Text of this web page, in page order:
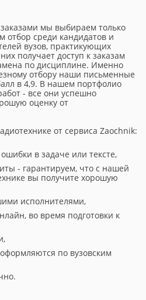
мы выбираем только
отбор среди кандидатов и
вузов, практикующих
получает доступ к заказам
по дисциплине. Именно
отбору наши письменные
в 4,9. В нашем портфолио
- все они успешно
оценку от
от сервиса Zaochnik:
в задаче или тексте,
- гарантируем, что с нашей
вы получите хорошую
исполнителями,
во время подготовки к
по вузовским